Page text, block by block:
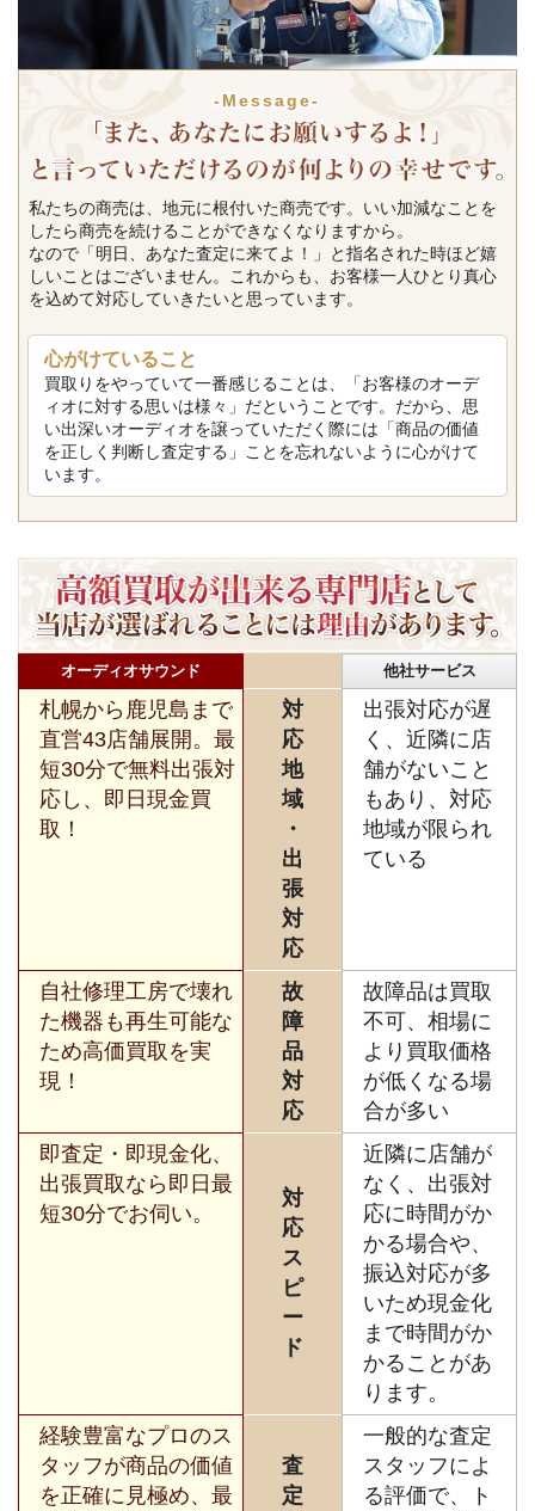
-Message-
私たちの商売は、地元に根付いた商売です。いい加減なことを
したら商売を続けることができなくなりますから。
なので「明日、あなた査定に来てよ！」と指名された時ほど嬉
しいことはございません。これからも、お客様一人ひとり真心
を込めて対応していきたいと思っています。
心がけていること
買取りをやっていて一番感じることは、「お客様のオーデ
ィオに対する思いは様々」だということです。だから、思
い出深いオーディオを譲っていただく際には「商品の価値
を正しく判断し査定する」ことを忘れないように心がけて
います。
オーディオサウンド 他社サービス
札幌から鹿児島まで
直営43店舗展開。最
短30分で無料出張対
応し、即日現金買
取！
対
応
地
域
・
出
張
対
応
出張対応が遅
く、近隣に店
舗がないこと
もあり、対応
地域が限られ
ている
自社修理工房で壊れ
た機器も再生可能な
ため高価買取を実
現！
故
障
品
対
応
故障品は買取
不可、相場に
より買取価格
が低くなる場
合が多い
即査定・即現金化、
出張買取なら即日最
短30分でお伺い。
対
応
ス
ピ
ー
ド
近隣に店舗が
なく、出張対
応に時間がか
かる場合や、
振込対応が多
いため現金化
まで時間がか
かることがあ
ります。
経験豊富なプロのス
タッフが商品の価値
を正確に見極め、最
査
定
一般的な査定
スタッフによ
る評価で、ト